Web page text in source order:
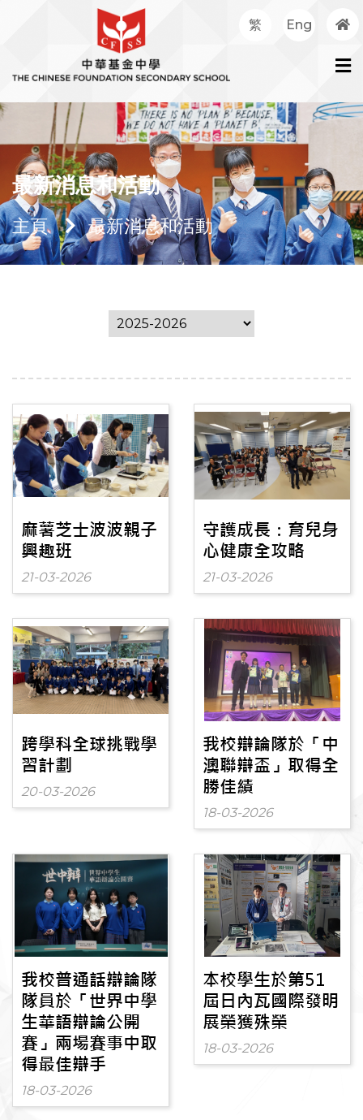
繁 Eng
最新消息和活動
主頁 最新消息和活動
麻薯芝士波波親子
興趣班
21-03-2026
守護成長：育兒身
心健康全攻略
21-03-2026
跨學科全球挑戰學
習計劃
20-03-2026
我校辯論隊於「中
澳聯辯盃」取得全
勝佳績
18-03-2026
我校普通話辯論隊
隊員於「世界中學
生華語辯論公開
賽」兩場賽事中取
得最佳辯手
18-03-2026
本校學生於第51
屆日內瓦國際發明
展榮獲殊榮
18-03-2026